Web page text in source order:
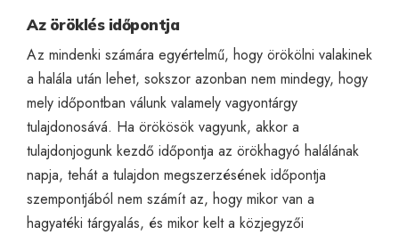
Az öröklés időpontja
Az mindenki számára egyértelmű, hogy örökölni valakinek
a halála után lehet, sokszor azonban nem mindegy, hogy
mely időpontban válunk valamely vagyontárgy
tulajdonosává. Ha örökösök vagyunk, akkor a
tulajdonjogunk kezdő időpontja az örökhagyó halálának
napja, tehát a tulajdon megszerzésének időpontja
szempontjából nem számít az, hogy mikor van a
hagyatéki tárgyalás, és mikor kelt a közjegyzői